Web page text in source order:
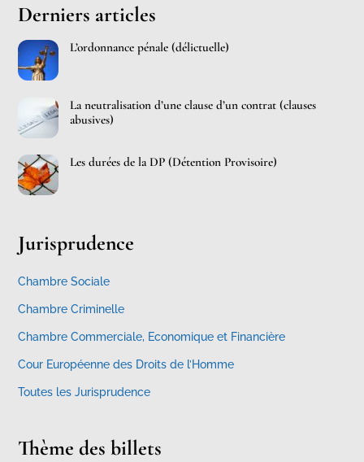
Derniers articles
L’ordonnance pénale (délictuelle)
La neutralisation d’une clause d’un contrat (clauses
abusives)
Les durées de la DP (Détention Provisoire)
Jurisprudence
Chambre Sociale
Chambre Criminelle
Chambre Commerciale, Economique et Financière
Cour Européenne des Droits de l’Homme
Toutes les Jurisprudence
Thème des billets